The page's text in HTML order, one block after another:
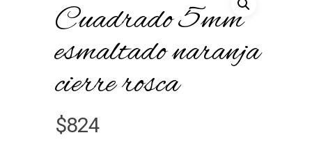
Cuadrado 5mm
esmaltado naranja
cierre rosca
$824